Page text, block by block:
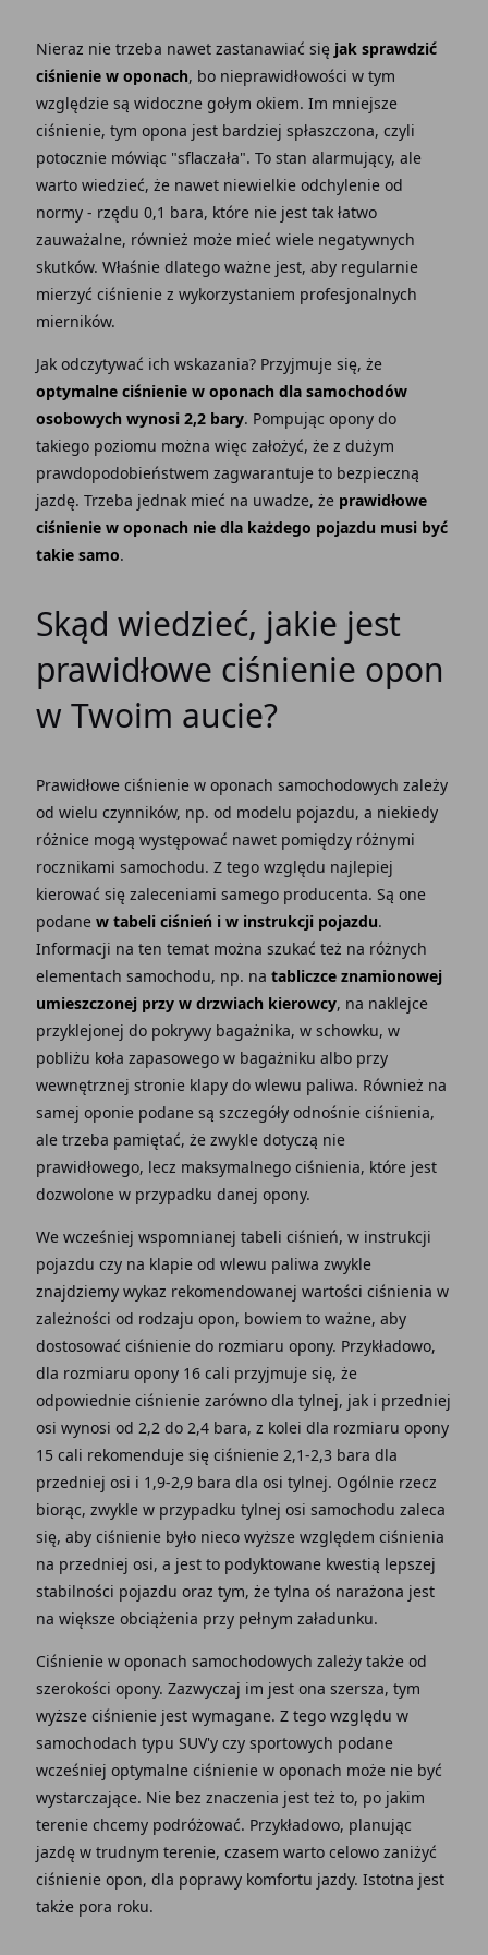
Nieraz nie trzeba nawet zastanawiać się jak sprawdzić
ciśnienie w oponach, bo nieprawidłowości w tym
względzie są widoczne gołym okiem. Im mniejsze
ciśnienie, tym opona jest bardziej spłaszczona, czyli
potocznie mówiąc "sflaczała". To stan alarmujący, ale
warto wiedzieć, że nawet niewielkie odchylenie od
normy - rzędu 0,1 bara, które nie jest tak łatwo
zauważalne, również może mieć wiele negatywnych
skutków. Właśnie dlatego ważne jest, aby regularnie
mierzyć ciśnienie z wykorzystaniem profesjonalnych
mierników.
Jak odczytywać ich wskazania? Przyjmuje się, że
optymalne ciśnienie w oponach dla samochodów
osobowych wynosi 2,2 bary. Pompując opony do
takiego poziomu można więc założyć, że z dużym
prawdopodobieństwem zagwarantuje to bezpieczną
jazdę. Trzeba jednak mieć na uwadze, że prawidłowe
ciśnienie w oponach nie dla każdego pojazdu musi być
takie samo.
Skąd wiedzieć, jakie jest
prawidłowe ciśnienie opon
w Twoim aucie?
Prawidłowe ciśnienie w oponach samochodowych zależy
od wielu czynników, np. od modelu pojazdu, a niekiedy
różnice mogą występować nawet pomiędzy różnymi
rocznikami samochodu. Z tego względu najlepiej
kierować się zaleceniami samego producenta. Są one
podane w tabeli ciśnień i w instrukcji pojazdu.
Informacji na ten temat można szukać też na różnych
elementach samochodu, np. na tabliczce znamionowej
umieszczonej przy w drzwiach kierowcy, na naklejce
przyklejonej do pokrywy bagażnika, w schowku, w
pobliżu koła zapasowego w bagażniku albo przy
wewnętrznej stronie klapy do wlewu paliwa. Również na
samej oponie podane są szczegóły odnośnie ciśnienia,
ale trzeba pamiętać, że zwykle dotyczą nie
prawidłowego, lecz maksymalnego ciśnienia, które jest
dozwolone w przypadku danej opony.
We wcześniej wspomnianej tabeli ciśnień, w instrukcji
pojazdu czy na klapie od wlewu paliwa zwykle
znajdziemy wykaz rekomendowanej wartości ciśnienia w
zależności od rodzaju opon, bowiem to ważne, aby
dostosować ciśnienie do rozmiaru opony. Przykładowo,
dla rozmiaru opony 16 cali przyjmuje się, że
odpowiednie ciśnienie zarówno dla tylnej, jak i przedniej
osi wynosi od 2,2 do 2,4 bara, z kolei dla rozmiaru opony
15 cali rekomenduje się ciśnienie 2,1-2,3 bara dla
przedniej osi i 1,9-2,9 bara dla osi tylnej. Ogólnie rzecz
biorąc, zwykle w przypadku tylnej osi samochodu zaleca
się, aby ciśnienie było nieco wyższe względem ciśnienia
na przedniej osi, a jest to podyktowane kwestią lepszej
stabilności pojazdu oraz tym, że tylna oś narażona jest
na większe obciążenia przy pełnym załadunku.
Ciśnienie w oponach samochodowych zależy także od
szerokości opony. Zazwyczaj im jest ona szersza, tym
wyższe ciśnienie jest wymagane. Z tego względu w
samochodach typu SUV'y czy sportowych podane
wcześniej optymalne ciśnienie w oponach może nie być
wystarczające. Nie bez znaczenia jest też to, po jakim
terenie chcemy podróżować. Przykładowo, planując
jazdę w trudnym terenie, czasem warto celowo zaniżyć
ciśnienie opon, dla poprawy komfortu jazdy. Istotna jest
także pora roku.